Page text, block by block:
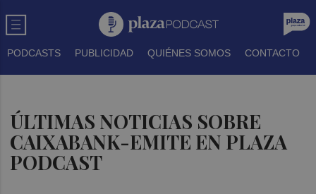
PODCASTS PUBLICIDAD QUIÉNES SOMOS CONTACTO
ÚLTIMAS NOTICIAS SOBRE
CAIXABANK-EMITE EN PLAZA
PODCAST